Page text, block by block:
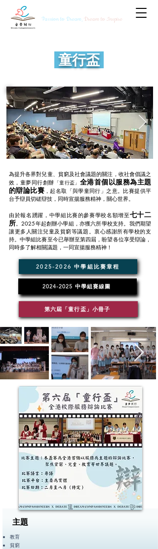
Passion to Dream, Dream to Inspire
童行盃
為提升各界對兒童、貧窮及社會議題的關注，收社會倡議之
效，童夢同行創辦 「童行盃」 全港首個以服務為主題
的辯論比賽，起名取「與學童同行」之意。比賽提供平
台予辯員切磋辯技，同時宣揚服務精神，關心世界。
由於報名踴躍，中學組比賽的參賽學校名額增至七十二
所。2025年起創辦小學組，亦獲六所學校支持。我們期望
讓更多人關注兒童及貧窮等議題。衷心感謝所有學校的支
持。中學組比賽至今已舉辦至第四屆，盼望各位享受辯論，
同時多了解相關議題，一同宣揚服務精神！
2025-2026 中學組比賽章程
2024-2025 中學組賽線圖
第六屆「童行盃」小冊子
主題
教育
貧窮